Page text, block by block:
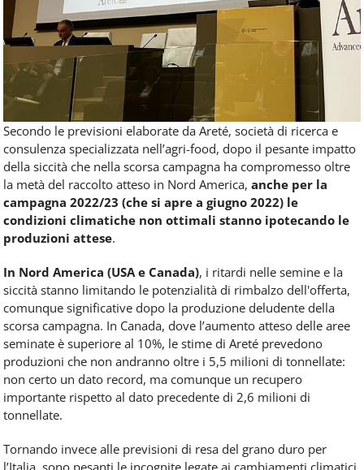
Secondo le previsioni elaborate da Areté, società di ricerca e
consulenza specializzata nell’agri-food, dopo il pesante impatto
della siccità che nella scorsa campagna ha compromesso oltre
la metà del raccolto atteso in Nord America, anche per la
campagna 2022/23 (che si apre a giugno 2022) le
condizioni climatiche non ottimali stanno ipotecando le
produzioni attese.
In Nord America (USA e Canada), i ritardi nelle semine e la
siccità stanno limitando le potenzialità di rimbalzo dell'offerta,
comunque significative dopo la produzione deludente della
scorsa campagna. In Canada, dove l’aumento atteso delle aree
seminate è superiore al 10%, le stime di Areté prevedono
produzioni che non andranno oltre i 5,5 milioni di tonnellate:
non certo un dato record, ma comunque un recupero
importante rispetto al dato precedente di 2,6 milioni di
tonnellate.
Tornando invece alle previsioni di resa del grano duro per